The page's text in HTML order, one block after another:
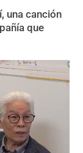
una canción
que